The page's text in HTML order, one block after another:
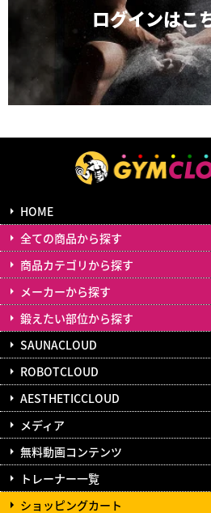
ログインはこ
HOME
全ての商品から探す
商品カテゴリから探す
メーカーから探す
鍛えたい部位から探す
SAUNACLOUD
ROBOTCLOUD
AESTHETICCLOUD
メディア
無料動画コンテンツ
トレーナー一覧
ショッピングカート